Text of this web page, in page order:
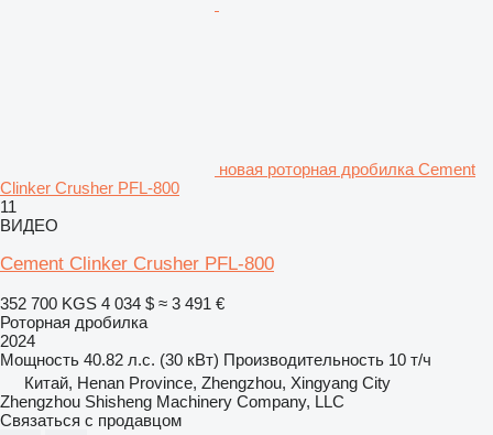
новая роторная дробилка Cement
Clinker Crusher PFL-800
11
ВИДЕО
Cement Clinker Crusher PFL-800
352 700 KGS 4 034 $ ≈ 3 491 €
Роторная дробилка
2024
Мощность 40.82 л.с. (30 кВт) Производительность 10 т/ч
Китай, Henan Province, Zhengzhou, Xingyang City
Zhengzhou Shisheng Machinery Company, LLC
Связаться с продавцом